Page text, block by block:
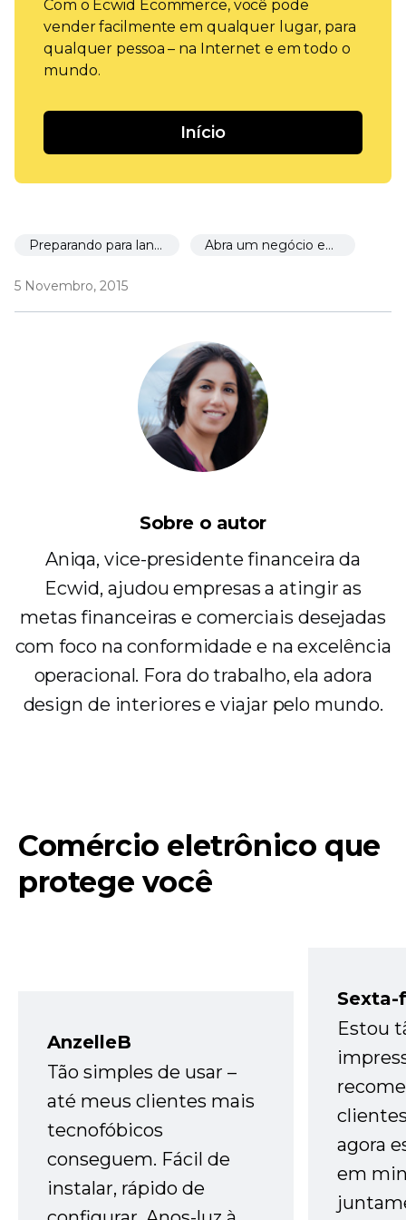
Com o Ecwid Ecommerce, você pode
vender facilmente em qualquer lugar, para
qualquer pessoa – na Internet e em todo o
mundo.
Início
Preparando para lançar Abra um negócio em 30 dias
5 Novembro, 2015
Sobre o autor
Aniqa, vice-presidente financeira da
Ecwid, ajudou empresas a atingir as
metas financeiras e comerciais desejadas
com foco na conformidade e na excelência
operacional. Fora do trabalho, ela adora
design de interiores e viajar pelo mundo.
Comércio eletrônico que
protege você
AnzelleB
Tão simples de usar –
até meus clientes mais
tecnofóbicos
conseguem. Fácil de
instalar, rápido de
Sexta-
Estou
agora
em